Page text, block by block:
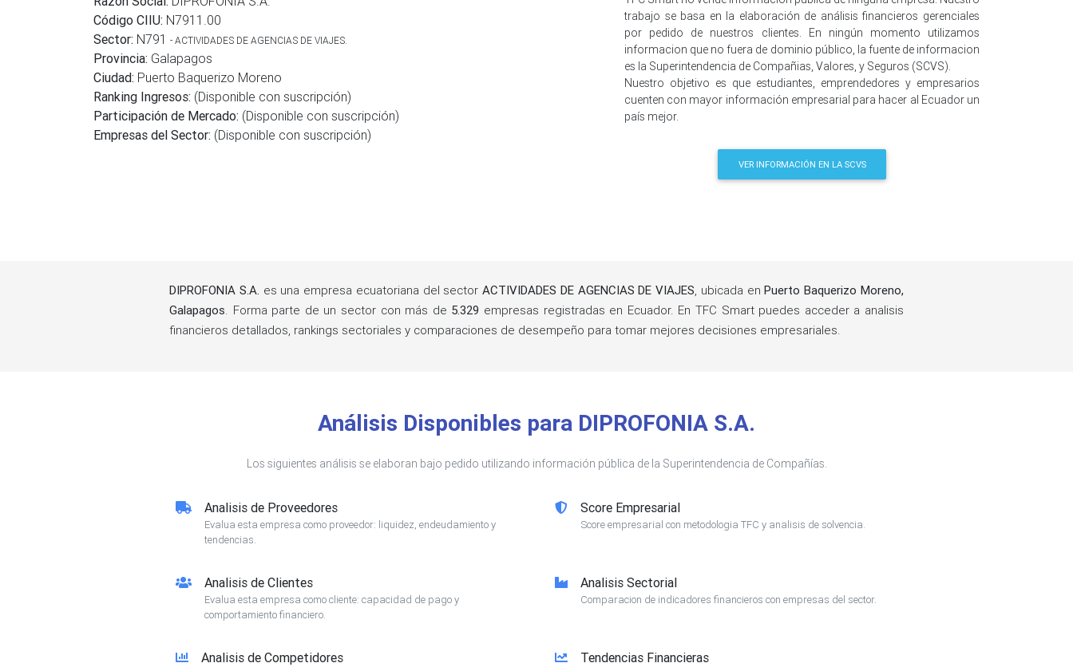
Código CIIU: N7911.00
Sector: N791 - ACTIVIDADES DE AGENCIAS DE VIAJES.
Provincia: Galapagos
Ciudad: Puerto Baquerizo Moreno
Ranking Ingresos: (Disponible con suscripción)
Participación de Mercado: (Disponible con suscripción)
Empresas del Sector: (Disponible con suscripción)
trabajo se basa en la elaboración de análisis financieros gerenciales
por pedido de nuestros clientes. En ningún momento utilizamos
informacion que no fuera de dominio público, la fuente de informacion
es la Superintendencia de Compañias, Valores, y Seguros (SCVS).
Nuestro objetivo es que estudiantes, emprendedores y empresarios
cuenten con mayor información empresarial para hacer al Ecuador un
país mejor.
VER INFORMACIÓN EN LA SCVS
DIPROFONIA S.A. es una empresa ecuatoriana del sectorACTIVIDADES DE AGENCIAS DE VIAJES, ubicada enPuerto Baquerizo Moreno,
Galapagos. Forma parte de un sector con más de 5.329 empresas registradas en Ecuador. En TFC Smart puedes acceder a analisis
financieros detallados, rankings sectoriales y comparaciones de desempeño para tomar mejores decisiones empresariales.
Análisis Disponibles para DIPROFONIA S.A.
Los siguientes análisis se elaboran bajo pedido utilizando información pública de la Superintendencia de Compañías.
Analisis de Proveedores
Evalua esta empresa como proveedor: liquidez, endeudamiento y
tendencias.
Score Empresarial
Score empresarial con metodologia TFC y analisis de solvencia.
Analisis de Clientes
Evalua esta empresa como cliente: capacidad de pago y
comportamiento financiero.
Analisis Sectorial
Comparacion de indicadores financieros con empresas del sector.
Analisis de Competidores Tendencias Financieras